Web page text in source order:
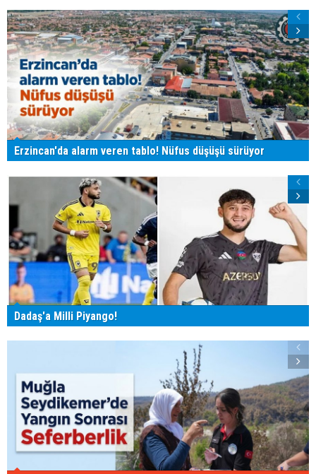
Erzincan'da alarm veren tablo! Nüfus düşüşü sürüyor
Dadaş'a Milli Piyango!